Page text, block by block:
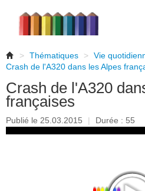
> Thématiques > Vie
Crash de l'A320 dans les Alpes
Crash de l'A320
françaises
Publié le 25.03.2015 | Durée : 55